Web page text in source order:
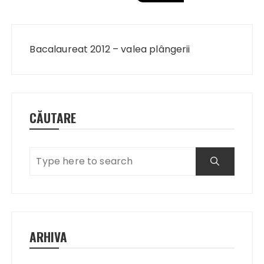
Bacalaureat 2012 – valea plângerii
CĂUTARE
ARHIVA